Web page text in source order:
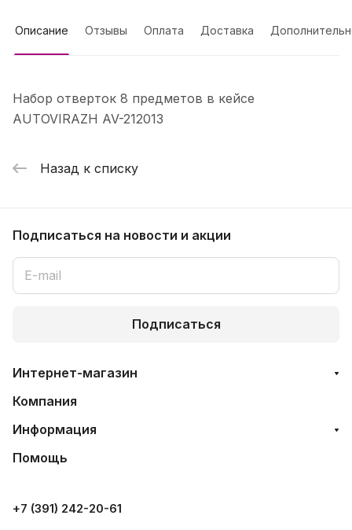
Описание Отзывы Оплата Доставка
Набор отверток 8 предметов в кейсе
AUTOVIRAZH AV-212013
Назад к списку
Подписаться на новости и акции
Подписаться
Интернет-магазин
Компания
Информация
Помощь
+7 (391) 242-20-61